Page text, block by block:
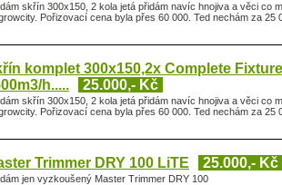
skřín 300x150, 2 kola jetá přidám navíc hnojiva a věci co
Pořizovací cena byla přes 60 000. Ted nechám za
komplet 300x150,2x Complete
h.....
25.000,- Kč
skřín 300x150, 2 kola jetá přidám navíc hnojiva a věci co
Pořizovací cena byla přes 60 000. Ted nechám za
Trimmer DRY 100 LiTE 25.000,- Kč
jen vyzkoušený Master Trimmer DRY 100